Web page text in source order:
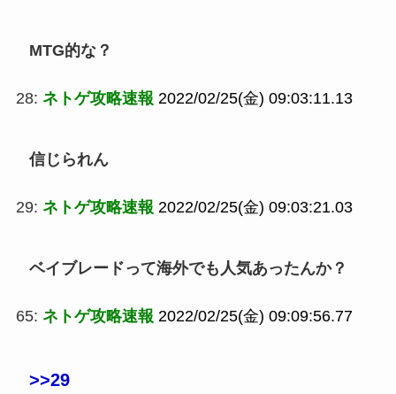
MTG的な？
28: ネトゲ攻略速報 2022/02/25(金) 09:03:11.13
信じられん
29: ネトゲ攻略速報 2022/02/25(金) 09:03:21.03
ベイブレードって海外でも人気あったんか？
65: ネトゲ攻略速報 2022/02/25(金) 09:09:56.77
>>29